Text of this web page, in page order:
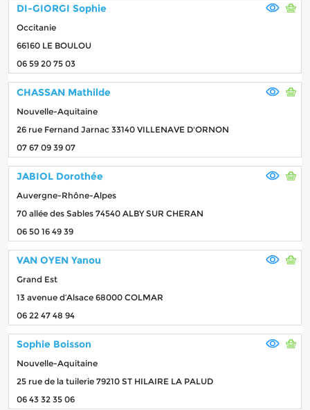
DI-GIORGI Sophie
Occitanie
66160 LE BOULOU
06 59 20 75 03
CHASSAN Mathilde
Nouvelle-Aquitaine
26 rue Fernand Jarnac 33140 VILLENAVE D'ORNON
07 67 09 39 07
JABIOL Dorothée
Auvergne-Rhône-Alpes
70 allée des Sables 74540 ALBY SUR CHERAN
06 50 16 49 39
VAN OYEN Yanou
Grand Est
13 avenue d’Alsace 68000 COLMAR
06 22 47 48 94
Sophie Boisson
Nouvelle-Aquitaine
25 rue de la tuilerie 79210 ST HILAIRE LA PALUD
06 43 32 35 06